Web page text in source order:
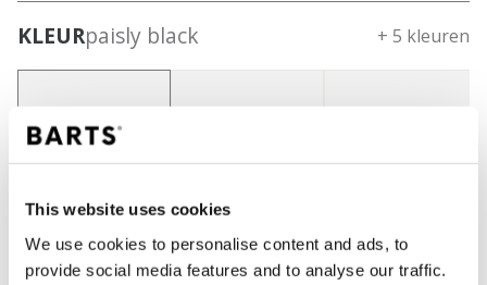
This website uses cookies
We use cookies to personalise content and ads, to
provide social media features and to analyse our traffic.
KLEURpaisly black + 5 kleuren